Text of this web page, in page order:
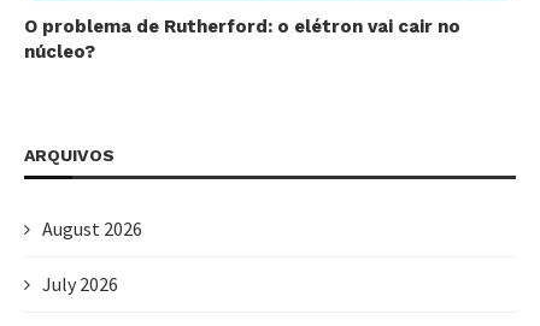
O problema de Rutherford: o elétron vai cair no
núcleo?
ARQUIVOS
August 2026
July 2026